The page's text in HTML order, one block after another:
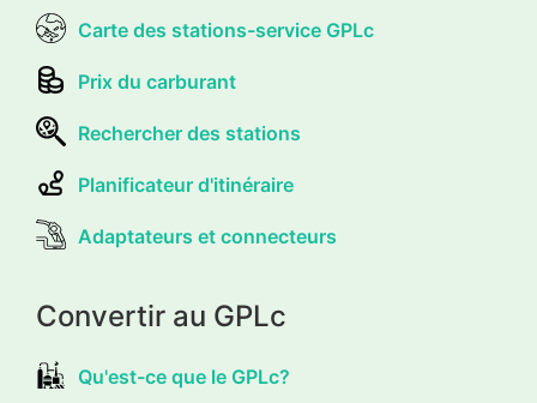
Carte des stations-service GPLc
Prix du carburant
Rechercher des stations
Planificateur d'itinéraire
Adaptateurs et connecteurs
Convertir au GPLc
Qu'est-ce que le GPLc?